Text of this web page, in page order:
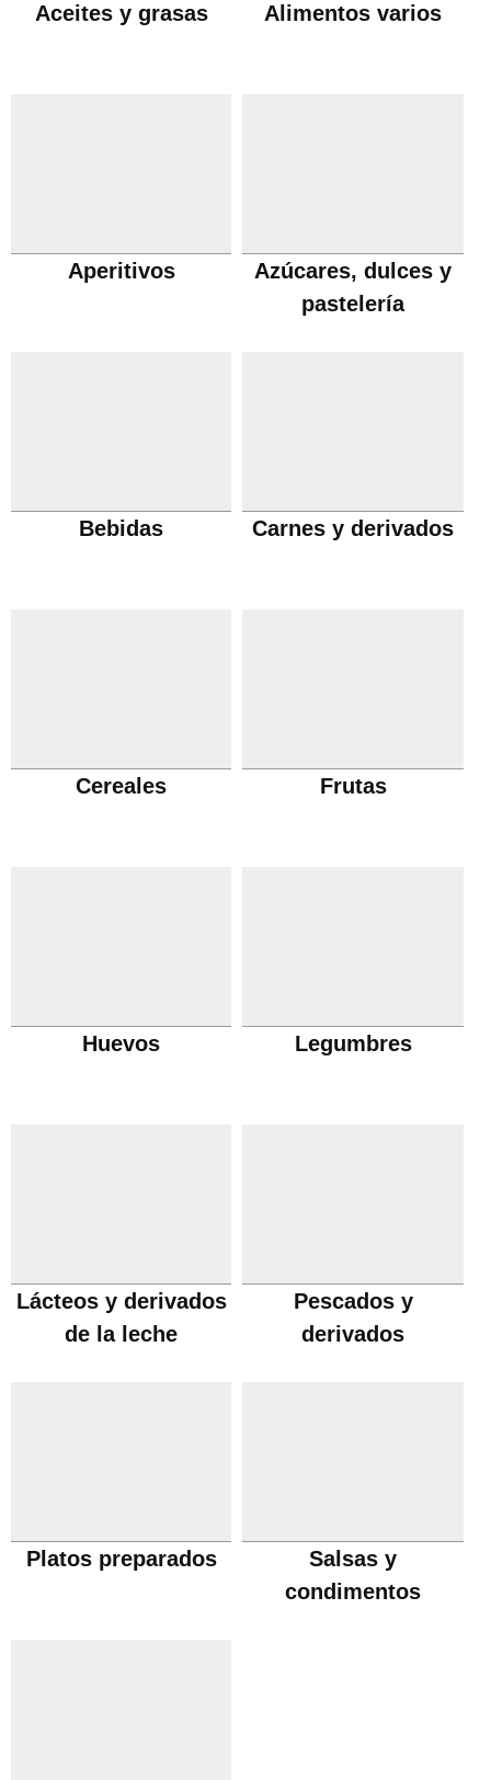
Aceites y grasas Alimentos varios
Aperitivos
Azúcares, dulces y
pastelería
Bebidas Carnes y derivados
Cereales Frutas
Huevos Legumbres
Lácteos y derivados
de la leche
Pescados y
derivados
Platos preparados
Salsas y
condimentos